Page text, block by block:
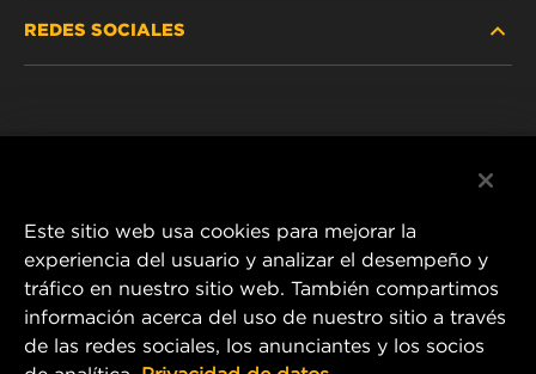
REDES SOCIALES
1 Wix Way
P.O. Box 1967
Este sitio web usa cookies para mejorar la
experiencia del usuario y analizar el desempeño y
tráfico en nuestro sitio web. También compartimos
información acerca del uso de nuestro sitio a través
de las redes sociales, los anunciantes y los socios